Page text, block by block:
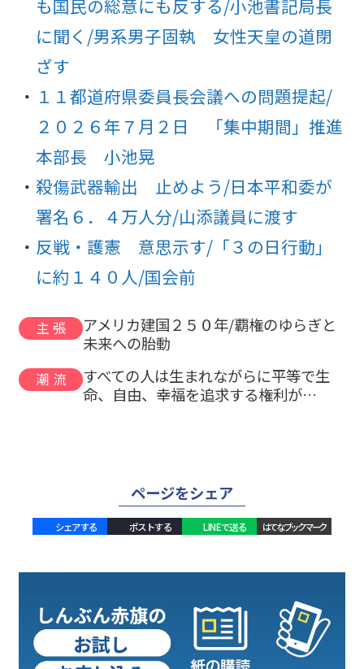
も国民の総意にも反する/小池書記局長
に聞く/男系男子固執 女性天皇の道閉
ざす
１１都道府県委員長会議への問題提起/
２０２６年７月２日 「集中期間」推進
本部長 小池晃
殺傷武器輸出 止めよう/日本平和委が
署名６．４万人分/山添議員に渡す
反戦・護憲 意思示す/「３の日行動」
に約１４０人/国会前
主張
アメリカ建国２５０年/覇権のゆらぎと
未来への胎動
潮流
すべての人は生まれながらに平等で生
命、自由、幸福を追求する権利が…
ページをシェア
シェアする ポストする LINEで送る はてなブックマーク